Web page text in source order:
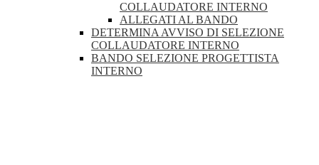
COLLAUDATORE INTERNO
ALLEGATI AL BANDO
DETERMINA AVVISO DI SELEZIONE
COLLAUDATORE INTERNO
BANDO SELEZIONE PROGETTISTA
INTERNO